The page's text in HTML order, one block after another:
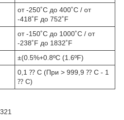
от -250˚C до 400˚C / от
-418˚F до 752˚F
от -150˚C до 1000˚C / от
-238˚F до 1832˚F
±(0.5%+0.8ºC (1.6ºF)
0,1 ⁇ C (При > 999,9 ⁇ C - 1
⁇ C)